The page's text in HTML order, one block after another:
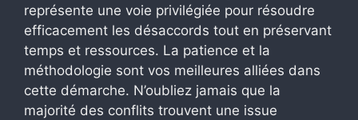
représente une voie privilégiée pour résoudre
efficacement les désaccords tout en préservant
temps et ressources. La patience et la
méthodologie sont vos meilleures alliées dans
cette démarche. N’oubliez jamais que la
majorité des conflits trouvent une issue